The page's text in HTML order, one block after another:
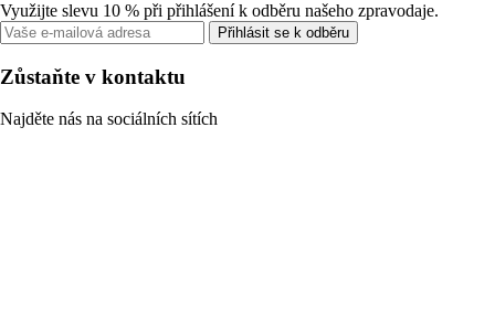
Využijte slevu 10 % při přihlášení k odběru našeho zpravodaje.
Přihlásit se k odběru
Zůstaňte v kontaktu
Najděte nás na sociálních sítích